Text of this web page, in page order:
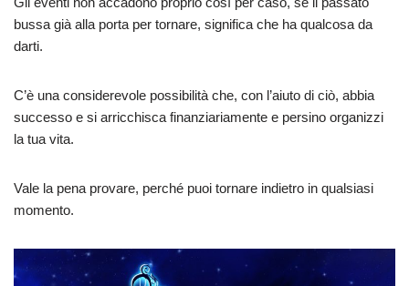
bussa già alla porta per tornare, significa che ha qualcosa da
darti.
C’è una considerevole possibilità che, con l’aiuto di ciò, abbia
successo e si arricchisca finanziariamente e persino organizzi
la tua vita.
Vale la pena provare, perché puoi tornare indietro in qualsiasi
momento.